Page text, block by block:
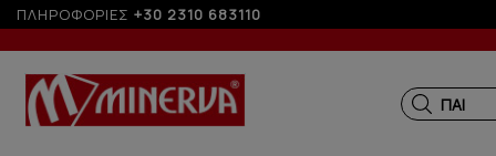
ΠΛΗΡΟΦΟΡΙΕΣ +30 2310 683110